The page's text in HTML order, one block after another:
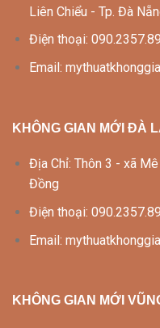
Liên Chiểu - Tp. Đà
Điện thoại:
Email:
KHÔNG GIAN MỚI ĐÀ
Địa Chỉ: Thôn 3 - xã
Đồng
Điện thoại:
Email:
KHÔNG GIAN MỚI